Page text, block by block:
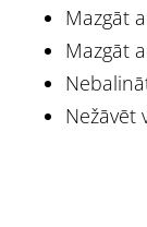
Mazgāt
Mazgāt
Nežāvēt